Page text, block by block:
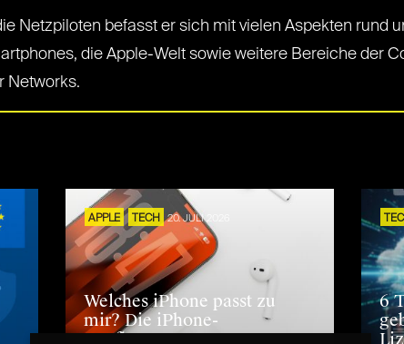
Netzpiloten befasst er sich mit vielen Aspekten rund
die Apple-Welt sowie weitere Bereiche der
Networks.
APPLE TECH 20. JULI 2026
Welches iPhone passt zu
mir? Die iPhone-
Kaufberatung
6